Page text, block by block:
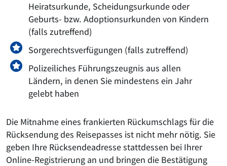
Heiratsurkunde, Scheidungsurkunde oder
Geburts- bzw. Adoptionsurkunden von Kindern
(falls zutreffend)
Sorgerechtsverfügungen (falls zutreffend)
Polizeiliches Führungszeugnis aus allen
Ländern, in denen Sie mindestens ein Jahr
gelebt haben
Die Mitnahme eines frankierten Rückumschlags für die
Rücksendung des Reisepasses ist nicht mehr nötig. Sie
geben Ihre Rücksendeadresse stattdessen bei Ihrer
Online-Registrierung an und bringen die Bestätigung